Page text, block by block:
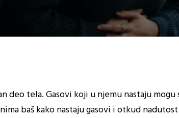
deo tela. Gasovi koji u njemu nastaju
baš kako nastaju gasovi i otkud